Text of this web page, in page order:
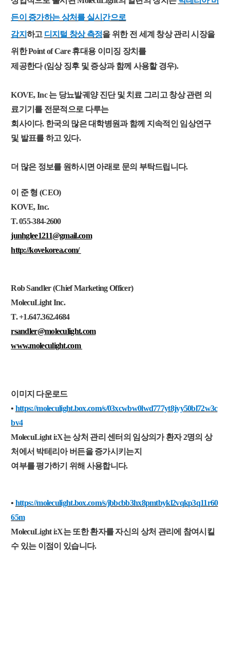
든이 증가하는 상처를 실시간으로
감지 하고 디지털 창상 측정을 위한 전 세계 창상 관리 시장을
위한 Point of Care 휴대용 이미징 장치를
제공한다 (임상 징후 및 증상과 함께 사용할 경우).
KOVE, Inc 는 당뇨발궤양 진단 및 치료 그리고 창상 관련 의
료기기를 전문적으로 다루는
회사이다. 한국의 많은 대학병원과 함께 지속적인 임상연구
및 발표를 하고 있다.
더 많은 정보를 원하시면 아래로 문의 부탁드립니다.
이 준 형 (CEO)
KOVE, Inc.
T. 055-384-2600
junhglee1211@gmail.com
http://kovekorea.com/
Rob Sandler (Chief Marketing Officer)
MolecuLight Inc.
T.+1.647.362.4684
rsandler@moleculight.com
www.moleculight.com
이미지 다운로드
• https://moleculight.box.com/s/03xcwbw0lwd777yt8jyy50bl72w3c
bv4
MolecuLight i:X는 상처 관리 센터의 임상의가환자 2명의 상
처에서 박테리아 버든을증가시키는지
여부를 평가하기 위해 사용합니다.
• https://moleculight.box.com/s/jbbcbb3hx8pmtbykl2vqkp3q11r60
65m
MolecuLight i:X는 또한 환자를 자신의 상처 관리에 참여시킬
수 있는 이점이 있습니다.